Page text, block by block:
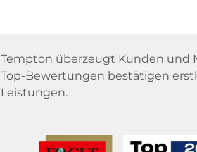
Tempton überzeugt Kunden und
Top-Bewertungen bestätigen
Leistungen.